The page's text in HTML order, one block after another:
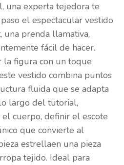
una experta tejedora te
el espectacular vestido
una prenda llamativa,
fácil de hacer.
la figura con un toque
vestido combina puntos
fluida que se adapta
largo del tutorial,
cuerpo, definir el escote
que convierte al
estrellaen una pieza
tejido. Ideal para